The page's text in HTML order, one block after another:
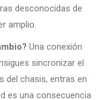
desconocidas de
amplio.
Una conexión
sincronizar el
del chasis, entras en
es una consecuencia